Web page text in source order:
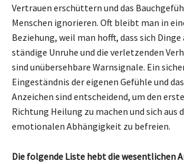
Vertrauen erschüttern und das
Menschen ignorieren. Oft bleibt man in
Beziehung, weil man hofft, dass sich Dinge
ständige Unruhe und die verletzenden
sind unübersehbare Warnsignale. Ein
Eingeständnis der eigenen Gefühle und
Anzeichen sind entscheidend, um den
Richtung Heilung zu machen und sich aus
emotionalen Abhängigkeit zu befreien.
Die folgende Liste hebt die wesentlichen